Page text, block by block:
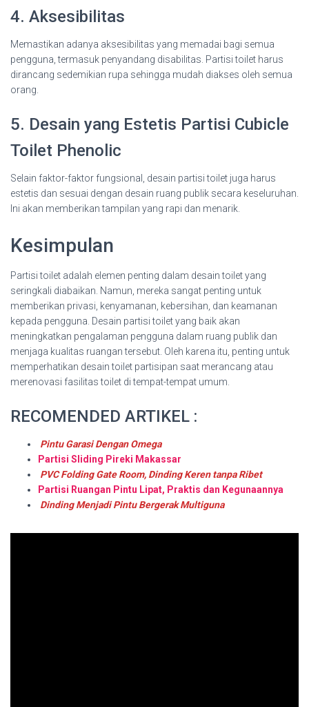
4. Aksesibilitas
Memastikan adanya aksesibilitas yang memadai bagi semua
pengguna, termasuk penyandang disabilitas. Partisi toilet harus
dirancang sedemikian rupa sehingga mudah diakses oleh semua
orang.
5. Desain yang Estetis Partisi Cubicle
Toilet Phenolic
Selain faktor-faktor fungsional, desain partisi toilet juga harus
estetis dan sesuai dengan desain ruang publik secara keseluruhan.
Ini akan memberikan tampilan yang rapi dan menarik.
Kesimpulan
Partisi toilet adalah elemen penting dalam desain toilet yang
seringkali diabaikan. Namun, mereka sangat penting untuk
memberikan privasi, kenyamanan, kebersihan, dan keamanan
kepada pengguna. Desain partisi toilet yang baik akan
meningkatkan pengalaman pengguna dalam ruang publik dan
menjaga kualitas ruangan tersebut. Oleh karena itu, penting untuk
memperhatikan desain toilet partisipan saat merancang atau
merenovasi fasilitas toilet di tempat-tempat umum.
RECOMENDED ARTIKEL :
Pintu Garasi Dengan Omega
Partisi Sliding Pireki Makassar
PVC Folding Gate Room, Dinding Keren tanpa Ribet
Partisi Ruangan Pintu Lipat, Praktis dan Kegunaannya
Dinding Menjadi Pintu Bergerak Multiguna